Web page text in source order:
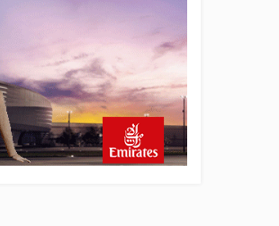
Airbus Temmuz bilançosunu
204 yeni sipariş
saat önce
uçağına polis